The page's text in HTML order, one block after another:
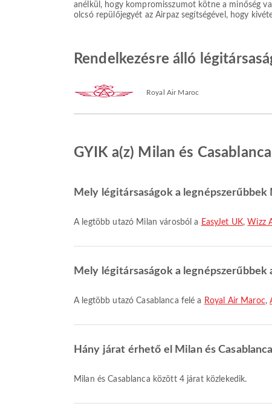
anélkül, hogy kompromisszumot kötne a minőség
olcsó repülőjegyét az Airpaz segítségével, hogy
Rendelkezésre álló
Royal Air Maroc
GYIK a(z) Milan és
Mely légitársaságok a
A legtöbb utazó Milan városból a EasyJet UK, Wizz
Mely légitársaságok a
A legtöbb utazó Casablanca felé a Royal Air Maroc,
Hány járat érhető el Milan és
Milan és Casablanca között 4 járat közlekedik.